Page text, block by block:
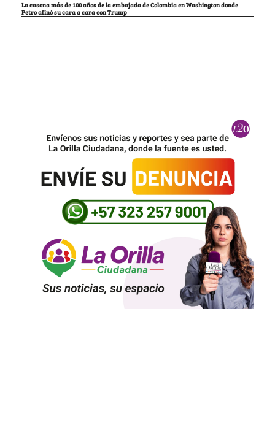
La casona más de 100 años de la embajada de Colombia en Washington donde
Petro afinó su cara a cara con Trump